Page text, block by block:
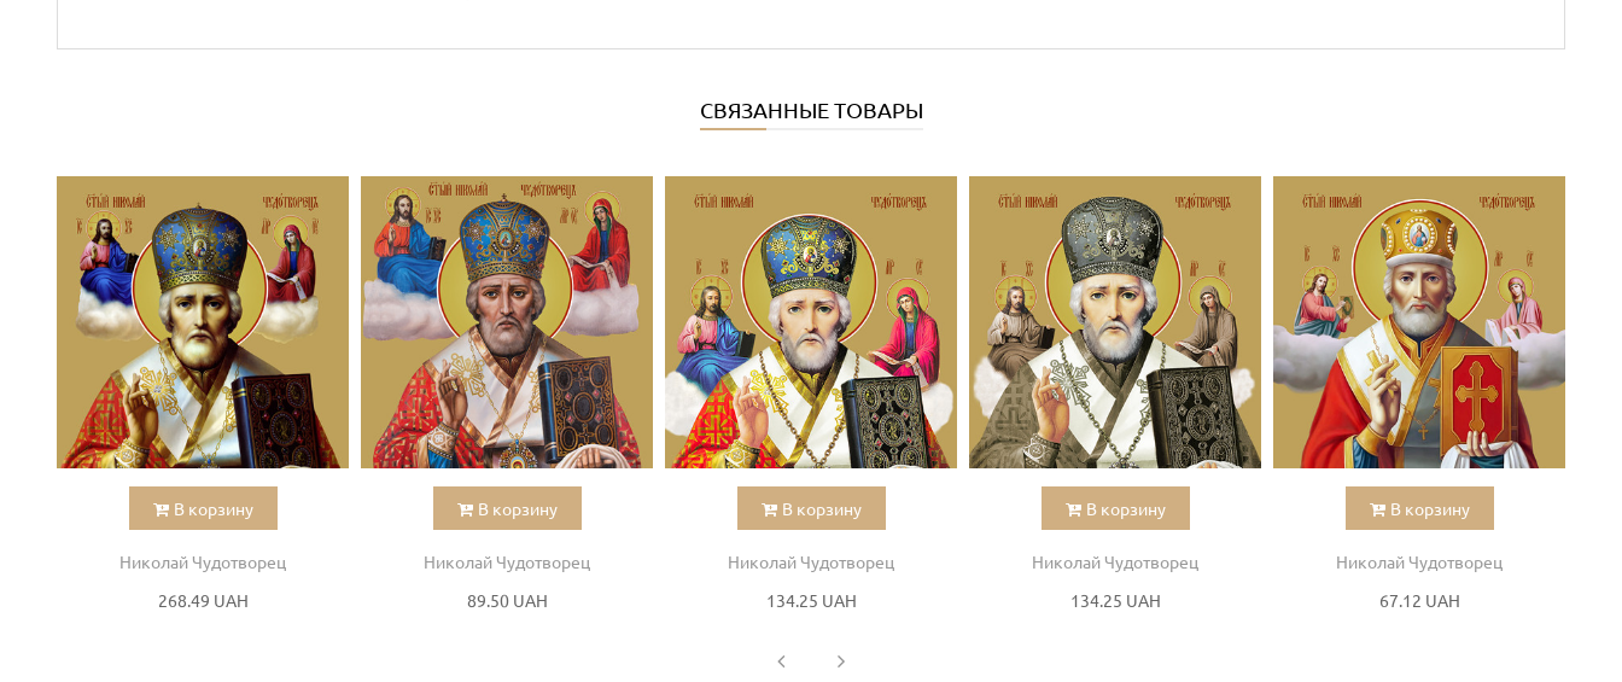
СВЯЗАННЫЕ ТОВАРЫ
В корзину
Николай Чудотворец
268.49 UAH
В корзину
Николай Чудотворец
89.50 UAH
В корзину
Николай Чудотворец
134.25 UAH
В корзину
Николай Чудотворец
134.25 UAH
В корзину
Николай Чудотворец
67.12 UAH